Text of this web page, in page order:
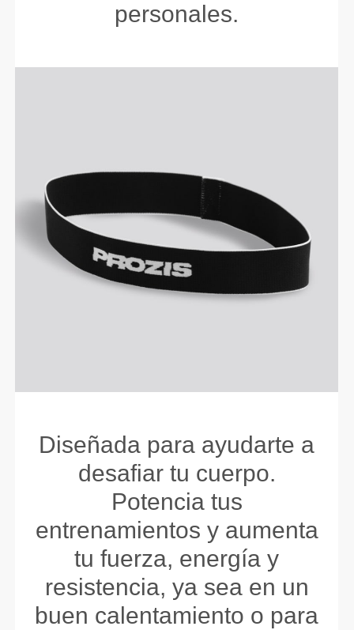
personales.
Diseñada para ayudarte a
desafiar tu cuerpo.
Potencia tus
entrenamientos y aumenta
tu fuerza, energía y
resistencia, ya sea en un
buen calentamiento o para